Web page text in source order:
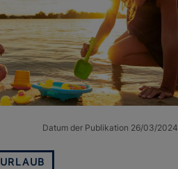
Datum der Publikation 26/03/2024
URLAUB